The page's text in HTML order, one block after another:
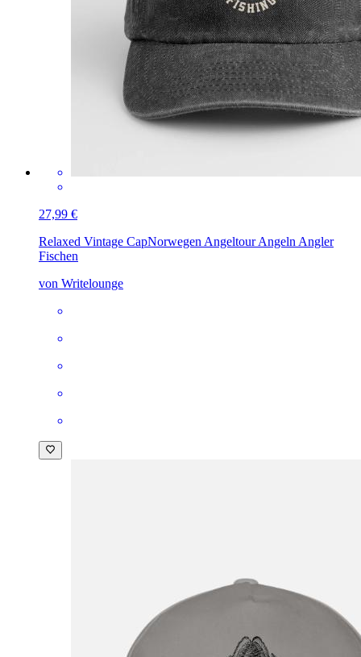
27,99 €
Relaxed Vintage CapNorwegen Angeltour Angeln Angler
Fischen
von Writelounge